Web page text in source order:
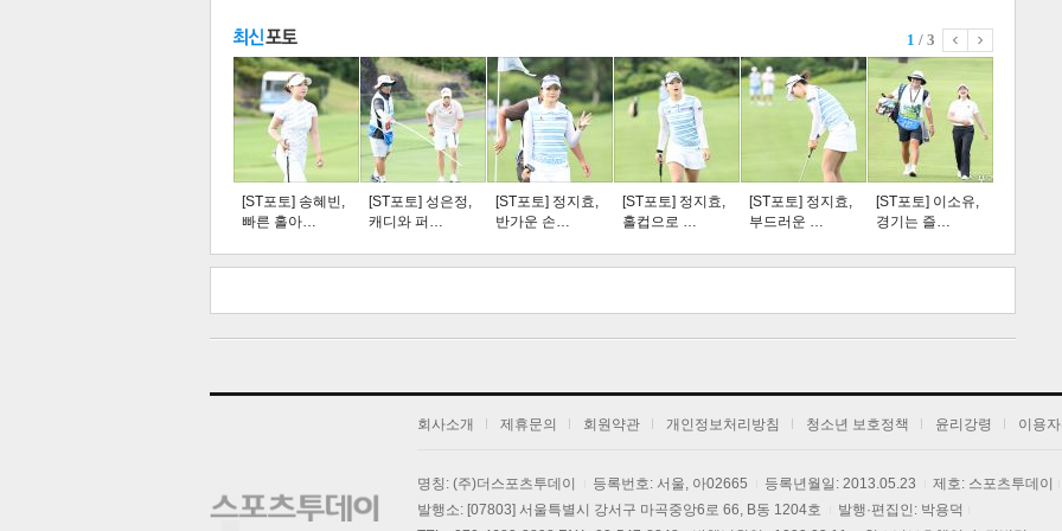
스북 터 공 오톡 공유 버블 트 크 트 축 사 하기 보기
주요뉴스
연예 라이프
1 / 3
[ST포토] 송혜빈,
빠른 홀아…
[ST포토] 성은정,
캐디와 퍼…
[ST포토] 정지효,
반가운 손…
[ST포토] 정지효,
홀컵으로 …
[ST포토] 정지효,
부드러운 …
[ST포토] 이소유,
경기는 즐…
회사소개 제휴문의 회원약관 개인정보처리방침 청소년 보호정책 윤리강령 이용
명칭: (주)더스포츠투데이 등록번호: 서울, 아02665 등록년월일: 2013.05.23
제호: 스포츠투데이
발행소: [07803] 서울특별시 강서구 마곡중앙6로 66, B동 1204호
발행·편집인: 박용덕